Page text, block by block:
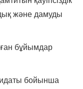
және дамуды
бұйымдар
бойынша